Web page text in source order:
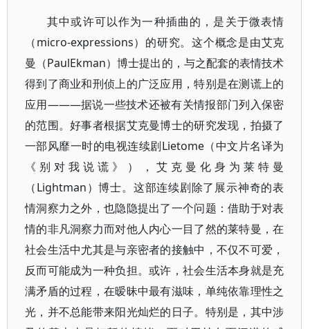
其中或许可以作为一种插曲的，是关于微表情
（micro-expressions）的研究。这个概念是由艾克
曼（PaulEkman）博士提出的，与之配套的表情技术
得到了商业和刑侦上的广泛应用，特别是在测谎上的
应用———据说一些技术还被有关情报部门列入保密
的范围。好事者根据艾克曼博士的研究发现，拍摄了
一部风靡一时的电视连续剧Lietome（中文片名译为
《别对我说谎》），艾克曼化身为莱特曼
（Lightman）博士。这部连续剧除了展示神奇的表
情洞察力之外，也隐隐提出了一个问题：借助于对表
情的非凡洞察力而对他人内心一目了然的莱特曼，在
社会生活中尤其是与亲密者的接触中，不仅不可爱，
反而可能成为一种负担。或许，社会生活本身就是充
满矛盾的过程，在暧昧中最有滋味，单纯依靠理性之
光，并不总能带来阳光灿烂的日子。特别是，其中涉